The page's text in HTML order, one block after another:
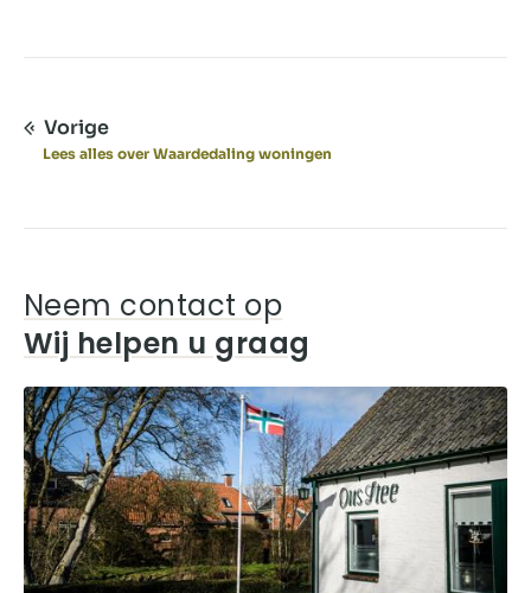
Vorige
Lees alles over Waardedaling woningen
Neem contact op
Wij helpen u graag